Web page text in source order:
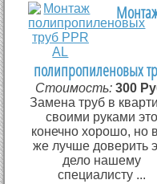
полипропиленовых
Стоимость:300
Замена труб в
своими руками это
конечно хорошо, но
же лучше доверить
дело нашему
специалисту ...